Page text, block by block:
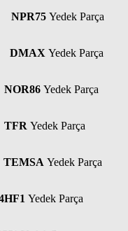
Yedek Parça
Yedek Parça
NOR86 Yedek Parça
TFR Yedek Parça
TEMSA Yedek Parça
Yedek Parça